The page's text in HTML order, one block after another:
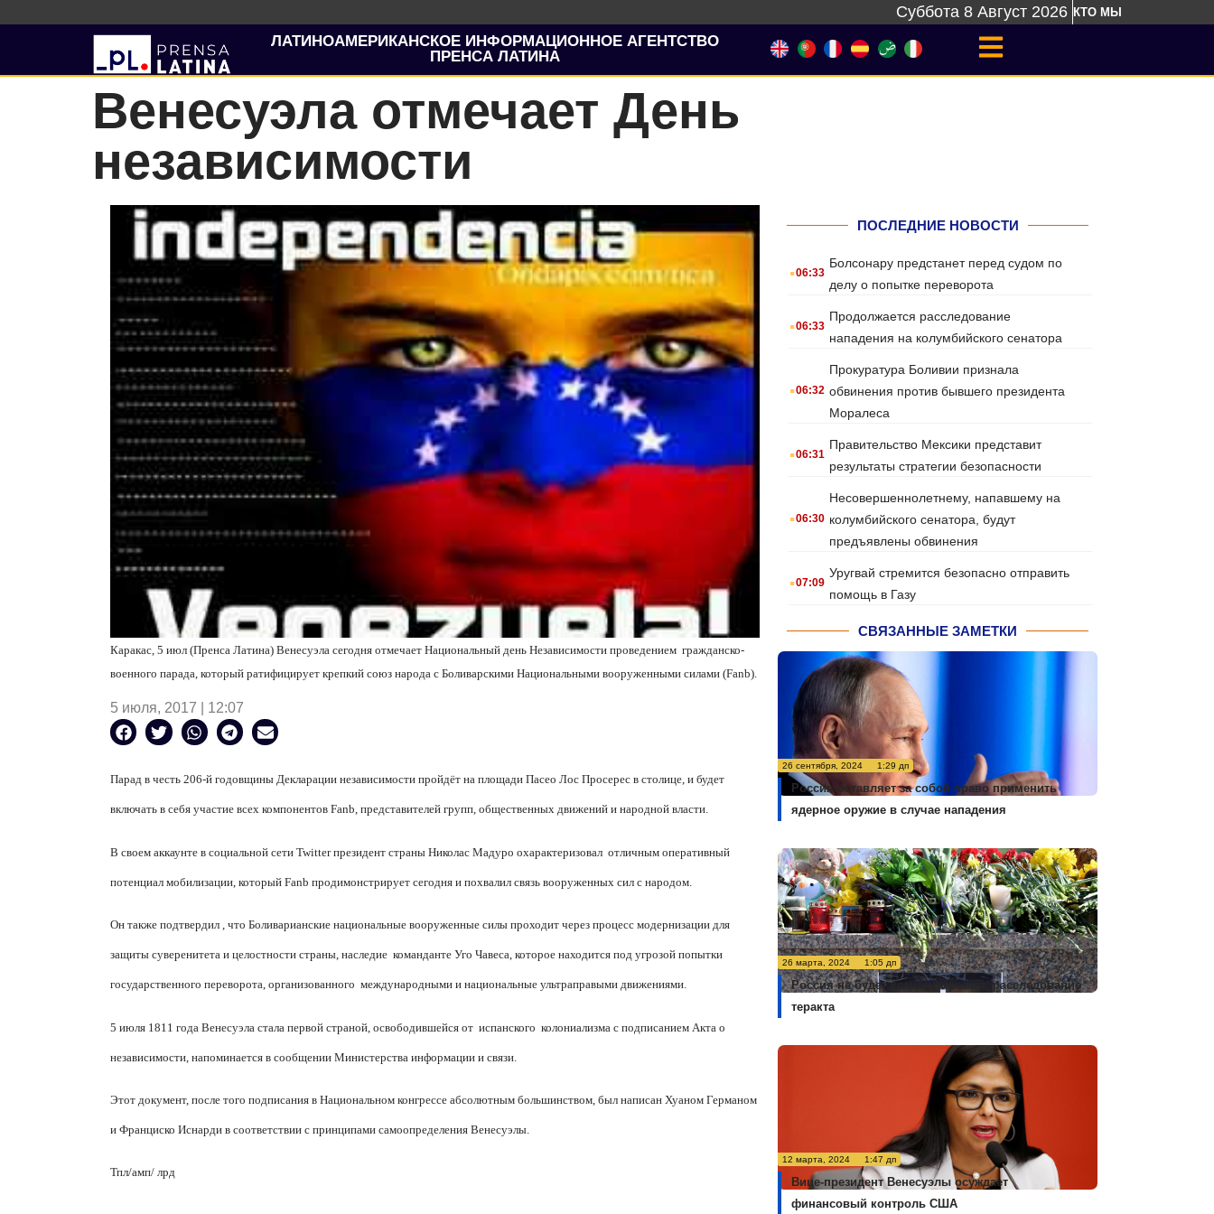
Суббота 8 Август 2026 КТО МЫ
ЛАТИНОАМЕРИКАНСКОЕ ИНФОРМАЦИОННОЕ АГЕНТСТВО
ПРЕНСА ЛАТИНА
Венесуэла отмечает День
независимости
Каракас, 5 июл (Пренса Латина) Венесуэла сегодня отмечает Национальный день Независимости проведением гражданско-
военного парада , который ратифицирует крепкий союз народа с Боливарскими Национальными вооруженными силами (Fanb).
5 июля, 2017 | 12:07
Парад в честь 206-й годовщины Декларации независимости пройдёт на площади Пасео Лос Просерес в столице, и будет
включать в себя участие всех компонентов Fanb, представителей групп, общественных движений и народной власти.
В своем аккаунте в социальной сети Twitter президент страны Николас Мадуро охарактеризовал отличным оперативный
потенциал мобилизации, который Fanb продимонстрирует сегодня и похвалил связь вооруженных сил с народом.
Он также подтвердил , что Боливарианские национальные вооруженные силы проходит через процесс модернизации для
защиты суверенитета и целостности страны, наследие команданте Уго Чавеса, которое находится под угрозой попытки
государственного переворота, организованного международными и национальные ультраправыми движениями.
5 июля 1811 года Венесуэла стала первой страной, освободившейся от испанского колониализма с подписанием Акта о
независимости, напоминается в сообщении Министерства информации и связи.
Этот документ, после того подписания в Национальном конгрессе абсолютным большинством, был написан Хуаном Германом
и Франциско Иснарди в соответствии с принципами самоопределения Венесуэлы.
Тпл/амп/ лрд
ПОСЛЕДНИЕ НОВОСТИ
.06:33
Болсонару предстанет перед судом по
делу о попытке переворота
.06:33
Продолжается расследование
нападения на колумбийского сенатора
.06:32
Прокуратура Боливии признала
обвинения против бывшего президента
Моралеса
.06:31
Правительство Мексики представит
результаты стратегии безопасности
.06:30
Несовершеннолетнему, напавшему на
колумбийского сенатора, будут
предъявлены обвинения
.07:09
Уругвай стремится безопасно отправить
помощь в Газу
СВЯЗАННЫЕ ЗАМЕТКИ
26 сентября, 2024 1:29 дп
Россия оставляет за собой право применить
ядерное оружие в случае нападения
26 марта, 2024 1:05 дп
Россия не будет комментировать расследование
теракта
12 марта, 2024 1:47 дп
Вице-президент Венесуэлы осуждает
финансовый контроль США